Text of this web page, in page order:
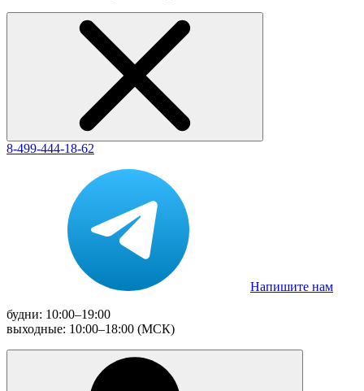
8-499-444-18-62
Напишите нам
будни: 10:00–19:00
выходные: 10:00–18:00 (МСК)